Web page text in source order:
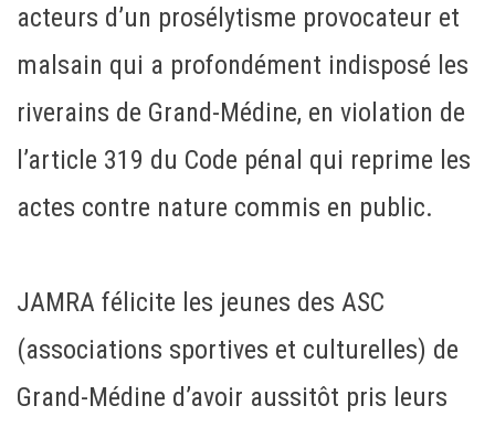
acteurs d’un prosélytisme provocateur et
malsain qui a profondément indisposé les
riverains de Grand-Médine, en violation de
l’article 319 du Code pénal qui reprime les
actes contre nature commis en public.
JAMRA félicite les jeunes des ASC
(associations sportives et culturelles) de
Grand-Médine d’avoir aussitôt pris leurs